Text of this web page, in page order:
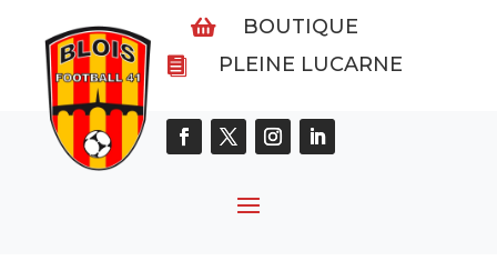
 BOUTIQUE
 PLEINE LUCARNE